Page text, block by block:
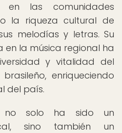
en las comunidades
la riqueza cultural de
melodías y letras. Su
la música regional ha
y vitalidad del
enriqueciendo
del país.
no solo ha sido un
sino también un